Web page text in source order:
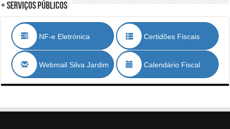
+ Serviços Públicos
NF-e Eletrónica Certidões Fiscais
Webmail Silva Jardim Calendário Fiscal